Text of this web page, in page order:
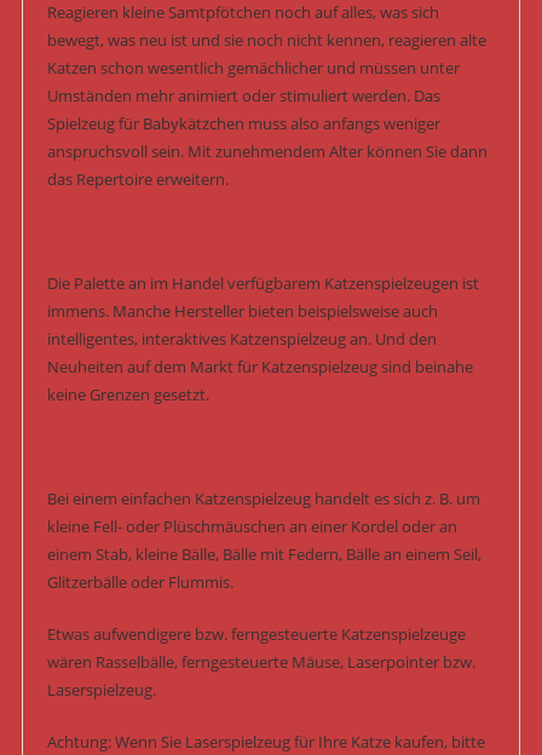
Reagieren kleine Samtpfötchen noch auf alles, was sich
bewegt, was neu ist und sie noch nicht kennen, reagieren alte
Katzen schon wesentlich gemächlicher und müssen unter
Umständen mehr animiert oder stimuliert werden. Das
Spielzeug für Babykätzchen muss also anfangs weniger
anspruchsvoll sein. Mit zunehmendem Alter können Sie dann
das Repertoire erweitern.
Die Palette an im Handel verfügbarem Katzenspielzeugen ist
immens. Manche Hersteller bieten beispielsweise auch
intelligentes, interaktives Katzenspielzeug an. Und den
Neuheiten auf dem Markt für Katzenspielzeug sind beinahe
keine Grenzen gesetzt.
Bei einem einfachen Katzenspielzeug handelt es sich z. B. um
kleine Fell- oder Plüschmäuschen an einer Kordel oder an
einem Stab, kleine Bälle, Bälle mit Federn, Bälle an einem Seil,
Glitzerbälle oder Flummis.
Etwas aufwendigere bzw. ferngesteuerte Katzenspielzeuge
wären Rasselbälle, ferngesteuerte Mäuse, Laserpointer bzw.
Laserspielzeug.
Achtung: Wenn Sie Laserspielzeug für Ihre Katze kaufen, bitte